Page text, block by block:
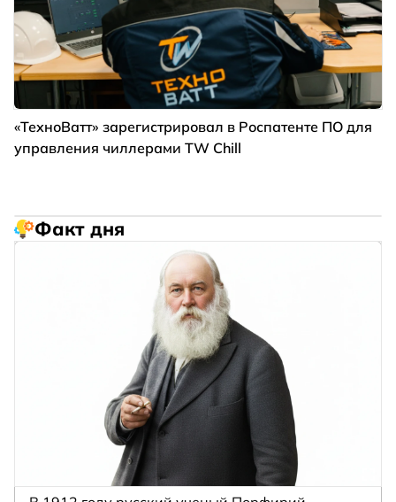
«ТехноВатт» зарегистрировал в Роспатенте ПО для
управления чиллерами TW Chill
Факт дня